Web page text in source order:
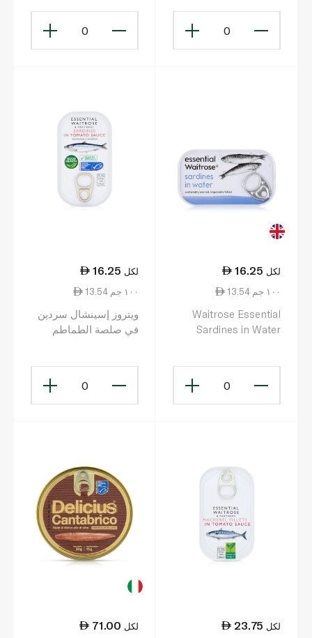
0
0
16.25 لكل
13.54 ١٠٠ جم
Waitrose Essential
Sardines in Water
0
16.25 لكل
13.54 ١٠٠ جم
ويتروز إسينشال سردين
في صلصة الطماطم
0
23.75 لكل
71.00 لكل